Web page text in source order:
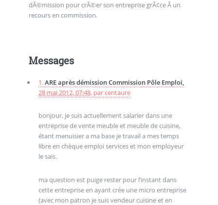
dÃ©mission pour crÃ©er son entreprise grÃ¢ce Ã un
recours en commission.
Messages
1.ARE après démission Commission Pôle Emploi,
28 mai 2012, 07:48, parcentaure
bonjour, je suis actuellement salarier dans une
entreprise de vente meuble et meuble de cuisine,
étant menuisier a ma base je travail a mes temps
libre en chèque emploi services et mon employeur
le sais.
ma question est puige rester pour l’instant dans
cette entreprise en ayant crée une micro entreprise
(avec mon patron je suis vendeur cuisine et en